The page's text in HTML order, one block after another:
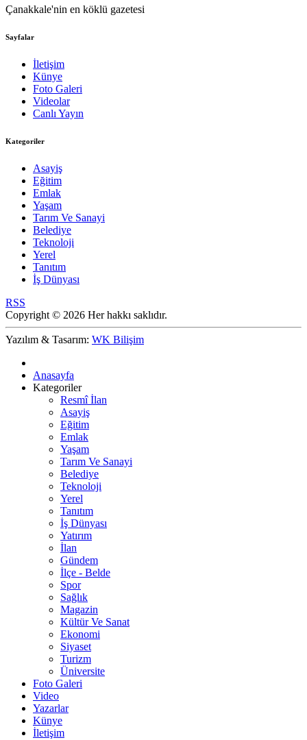
Çanakkale'nin en köklü gazetesi
Sayfalar
İletişim
Künye
Foto Galeri
Videolar
Canlı Yayın
Kategoriler
Asayiş
Eğitim
Emlak
Yaşam
Tarım Ve Sanayi
Belediye
Teknoloji
Yerel
Tanıtım
İş Dünyası
RSS
Copyright © 2026 Her hakkı saklıdır.
Yazılım & Tasarım: WK Bilişim
Anasayfa
Kategoriler
Resmî İlan
Asayiş
Eğitim
Emlak
Yaşam
Tarım Ve Sanayi
Belediye
Teknoloji
Yerel
Tanıtım
İş Dünyası
Yatırım
İlan
Gündem
İlçe - Belde
Spor
Sağlık
Magazin
Kültür Ve Sanat
Ekonomi
Siyaset
Turizm
Üniversite
Foto Galeri
Video
Yazarlar
Künye
İletişim